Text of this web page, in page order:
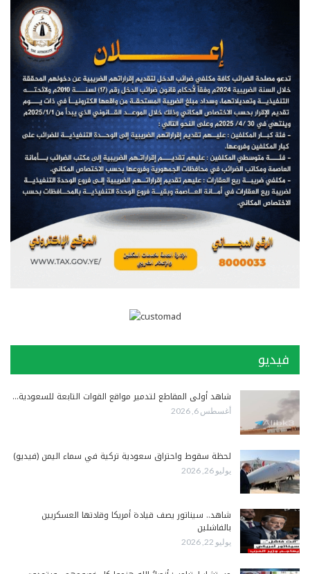
فيديو
شاهد أولى المقاطع لتدمير مواقع القوات التابعة للسعودية…
أغسطس 6, 2026
لحظة سقوط واحتراق سعودية تركية في سماء اليمن (فيديو)
يوليو 26, 2026
شاهد.. سيناتور يصف قيادة أمريكا وقادتها العسكريين
بالفاشلين
يوليو 22, 2026